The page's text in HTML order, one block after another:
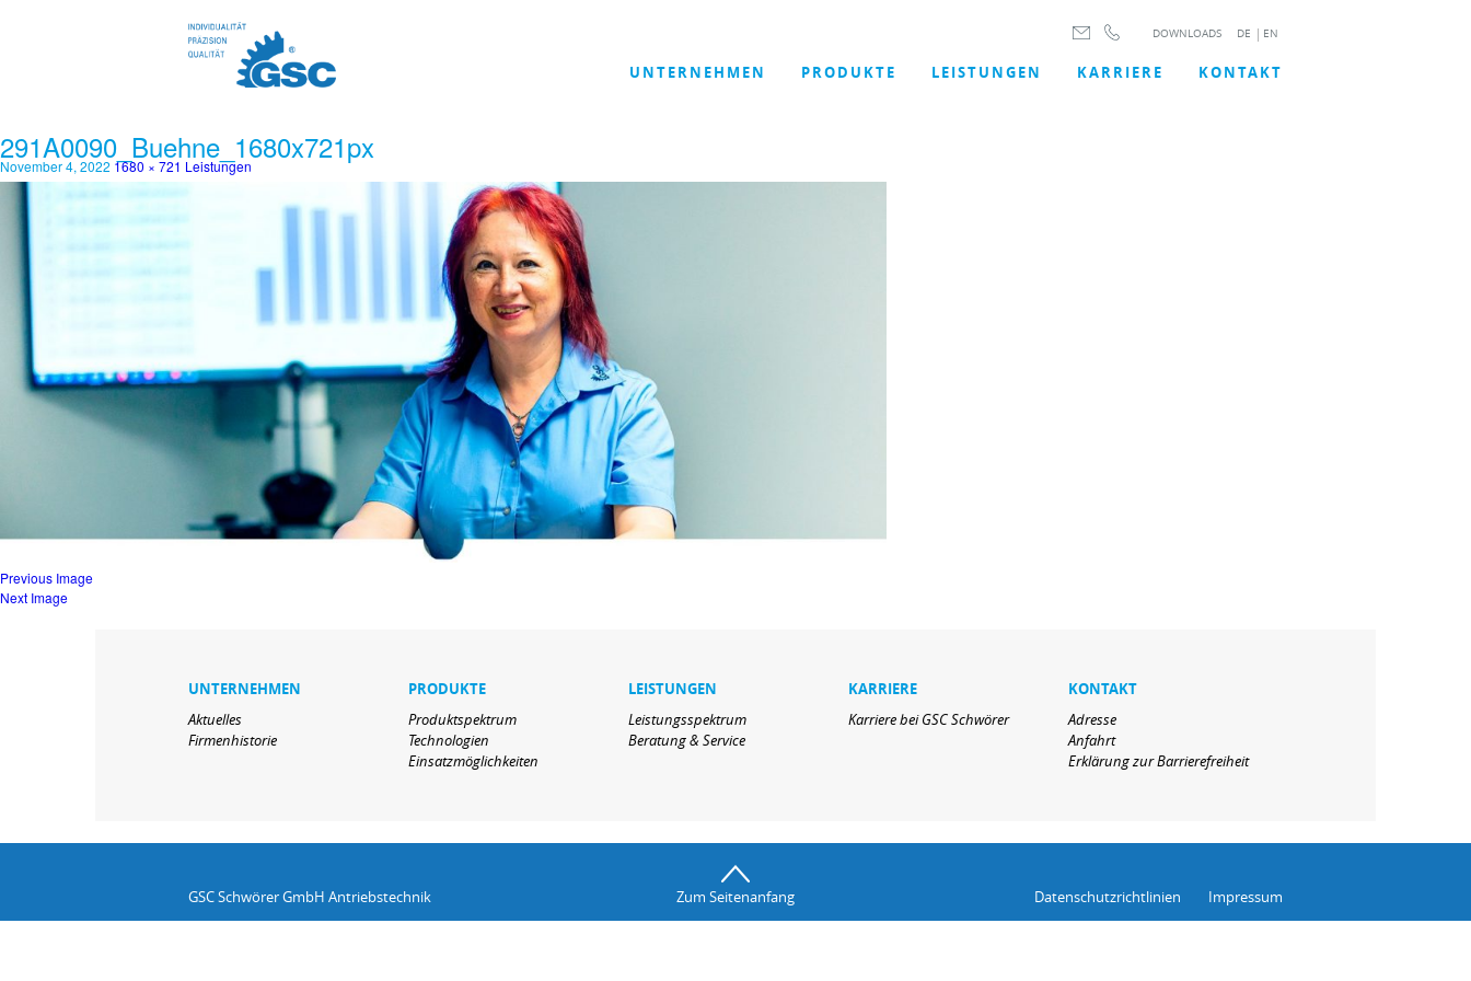
DOWNLOADS DE EN
UNTERNEHMEN PRODUKTE LEISTUNGEN KARRIERE KONTAKT
291A0090_Buehne_1680x721px
November 4, 2022 1680 × 721 Leistungen
Previous Image
Next Image
UNTERNEHMEN
Aktuelles
Firmenhistorie
PRODUKTE
Produktspektrum
Technologien
Einsatzmöglichkeiten
LEISTUNGEN
Leistungsspektrum
Beratung & Service
KARRIERE
Karriere bei GSC Schwörer
KONTAKT
Adresse
Anfahrt
Erklärung zur Barrierefreiheit
GSC Schwörer GmbH Antriebstechnik Zum Seitenanfang Datenschutzrichtlinien Impressum